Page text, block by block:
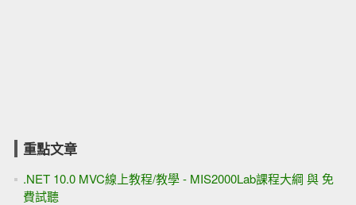
重點文章
.NET 10.0 MVC線上教程/教學 - MIS2000Lab課程大綱 與 免
費試聽